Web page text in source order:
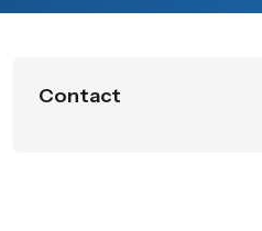
Contact